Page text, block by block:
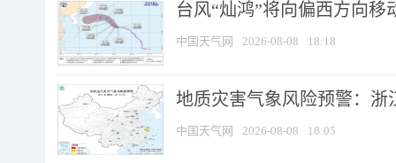
台风“灿鸿”将向偏西方向移
中国天气网 2026-08-08 18:18
地质灾害气象风险预警：
中国天气网 2026-08-08 18:05